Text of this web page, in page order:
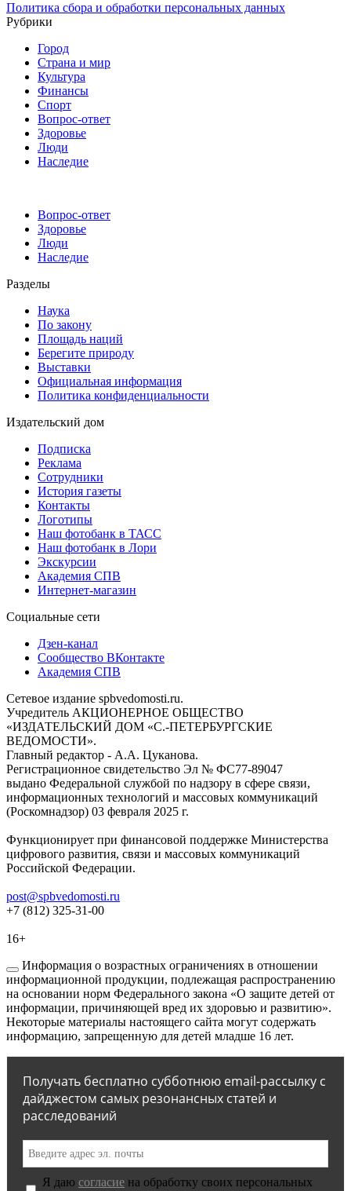
Политика сбора и обработки персональных данных
Рубрики
Город
Страна и мир
Культура
Финансы
Спорт
Вопрос-ответ
Здоровье
Люди
Наследие
Вопрос-ответ
Здоровье
Люди
Наследие
Разделы
Наука
По закону
Площадь наций
Берегите природу
Выставки
Официальная информация
Политика конфиденциальности
Издательский дом
Подписка
Реклама
Сотрудники
История газеты
Контакты
Логотипы
Наш фотобанк в ТАСС
Наш фотобанк в Лори
Экскурсии
Академия СПВ
Интернет-магазин
Социальные сети
Дзен-канал
Сообщество ВКонтакте
Академия СПВ
Сетевое издание spbvedomosti.ru.
Учредитель АКЦИОНЕРНОЕ ОБЩЕСТВО
«ИЗДАТЕЛЬСКИЙ ДОМ «С.-ПЕТЕРБУРГСКИЕ
ВЕДОМОСТИ».
Главный редактор - А.А. Цуканова.
Регистрационное свидетельство Эл № ФС77-89047
выдано Федеральной службой по надзору в сфере связи,
информационных технологий и массовых коммуникаций
(Роскомнадзор) 03 февраля 2025 г.
Функционирует при финансовой поддержке Министерства
цифрового развития, связи и массовых коммуникаций
Российской Федерации.
post@spbvedomosti.ru
+7 (812) 325-31-00
16+
Информация о возрастных ограничениях в отношении
информационной продукции, подлежащая распространению
на основании норм Федерального закона «О защите детей от
информации, причиняющей вред их здоровью и развитию».
Некоторые материалы настоящего сайта могут содержать
информацию, запрещенную для детей младше 16 лет.
Получать бесплатно субботнюю email-рассылку с
дайджестом самых резонансных статей и
расследований
Я даю согласие на обработку своих персональных